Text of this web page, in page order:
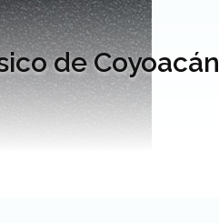
de Coyoacán